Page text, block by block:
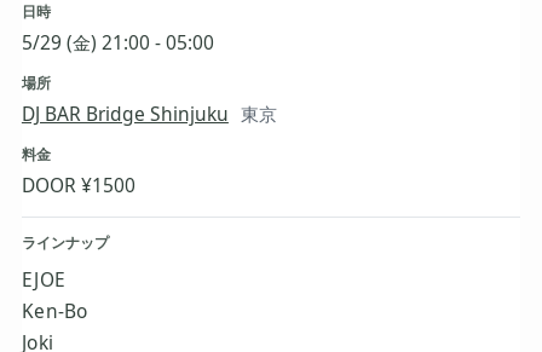
日時
5/29 (金) 21:00 - 05:00
場所
DJ BAR Bridge Shinjuku 東京
料金
DOOR ¥1500
ラインナップ
EJOE
Ken-Bo
Joki